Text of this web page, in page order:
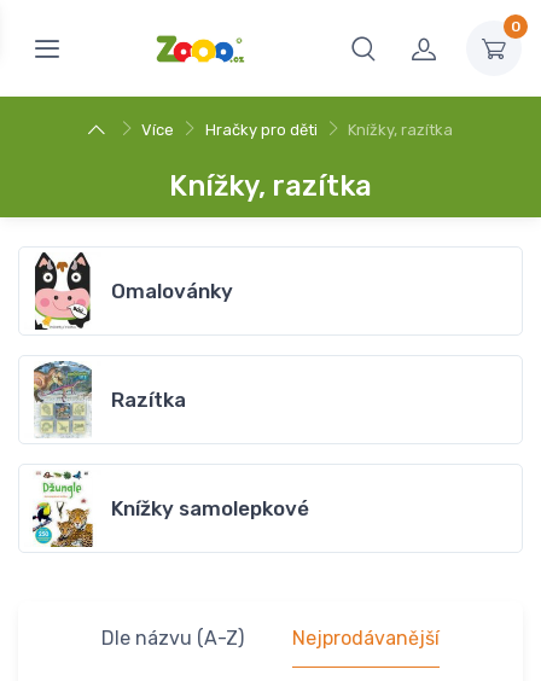
0
Více Hračky pro děti Knížky, razítka
Knížky, razítka
Omalovánky
Razítka
Knížky samolepkové
Dle názvu (A-Z) Nejprodávanější